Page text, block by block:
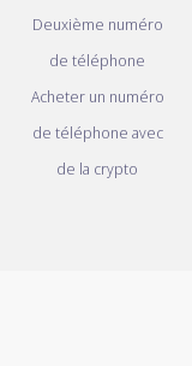
Deuxième numéro
de téléphone
Acheter un numéro
de téléphone avec
de la crypto